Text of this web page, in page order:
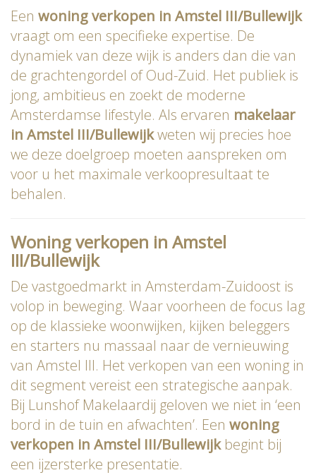
Een woning verkopen in Amstel III/Bullewijk
vraagt om een specifieke expertise. De
dynamiek van deze wijk is anders dan die van
de grachtengordel of Oud-Zuid. Het publiek is
jong, ambitieus en zoekt de moderne
Amsterdamse lifestyle. Als ervaren makelaar
in Amstel III/Bullewijkweten wij precies hoe
we deze doelgroep moeten aanspreken om
voor u het maximale verkoopresultaat te
behalen.
Woning verkopen in Amstel
III/Bullewijk
De vastgoedmarkt in Amsterdam-Zuidoost is
volop in beweging. Waar voorheen de focus lag
op de klassieke woonwijken, kijken beleggers
en starters nu massaal naar de vernieuwing
van Amstel III. Het verkopen van een woning in
dit segment vereist een strategische aanpak.
Bij Lunshof Makelaardij geloven we niet in ‘een
bord in de tuin en afwachten’. Een woning
verkopen in Amstel III/Bullewijkbegint bij
een ijzersterke presentatie.